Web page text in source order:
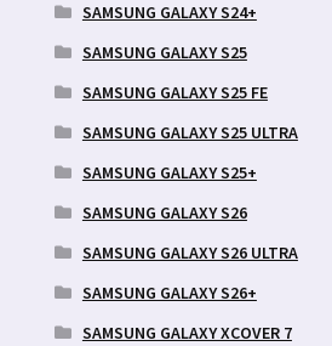
SAMSUNG GALAXY S24+
SAMSUNG GALAXY S25
SAMSUNG GALAXY S25 FE
SAMSUNG GALAXY S25 ULTRA
SAMSUNG GALAXY S25+
SAMSUNG GALAXY S26
SAMSUNG GALAXY S26 ULTRA
SAMSUNG GALAXY S26+
SAMSUNG GALAXY XCOVER 7